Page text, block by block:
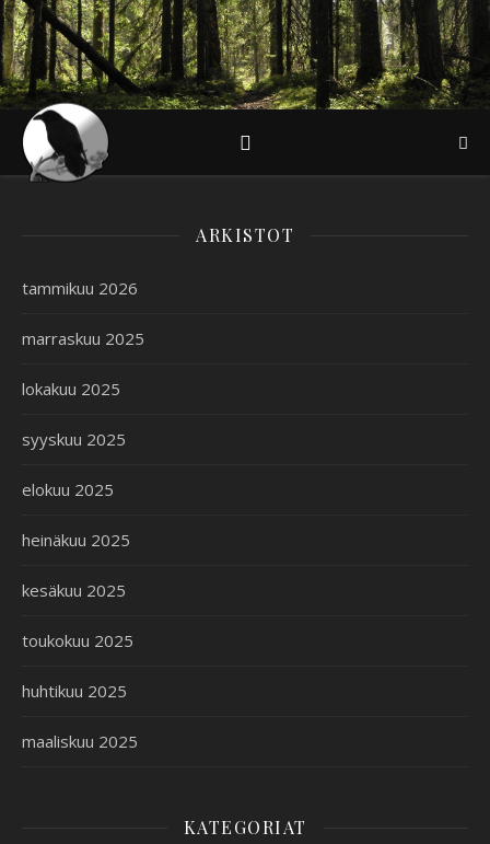
ARKISTOT
tammikuu 2026
marraskuu 2025
lokakuu 2025
syyskuu 2025
elokuu 2025
heinäkuu 2025
kesäkuu 2025
toukokuu 2025
huhtikuu 2025
maaliskuu 2025
KATEGORIAT